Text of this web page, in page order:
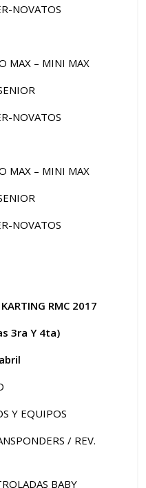
NOVATOS
MAX – MINI MAX
NOVATOS
MAX – MINI MAX
NOVATOS
RMC 2017
3ra Y 4ta)
Y EQUIPOS
/ REV.
BABY